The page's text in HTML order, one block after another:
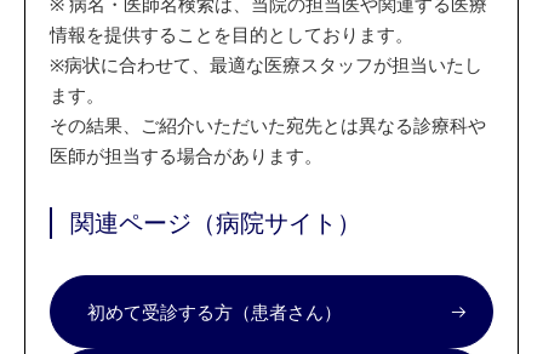
情報を提供することを目的としております。
※病状に合わせて、最適な医療スタッフが担当いたし
ます。
その結果、ご紹介いただいた宛先とは異なる診療科や
医師が担当する場合があります。
関連ページ（病院サイト）
初めて受診する方（患者さん）